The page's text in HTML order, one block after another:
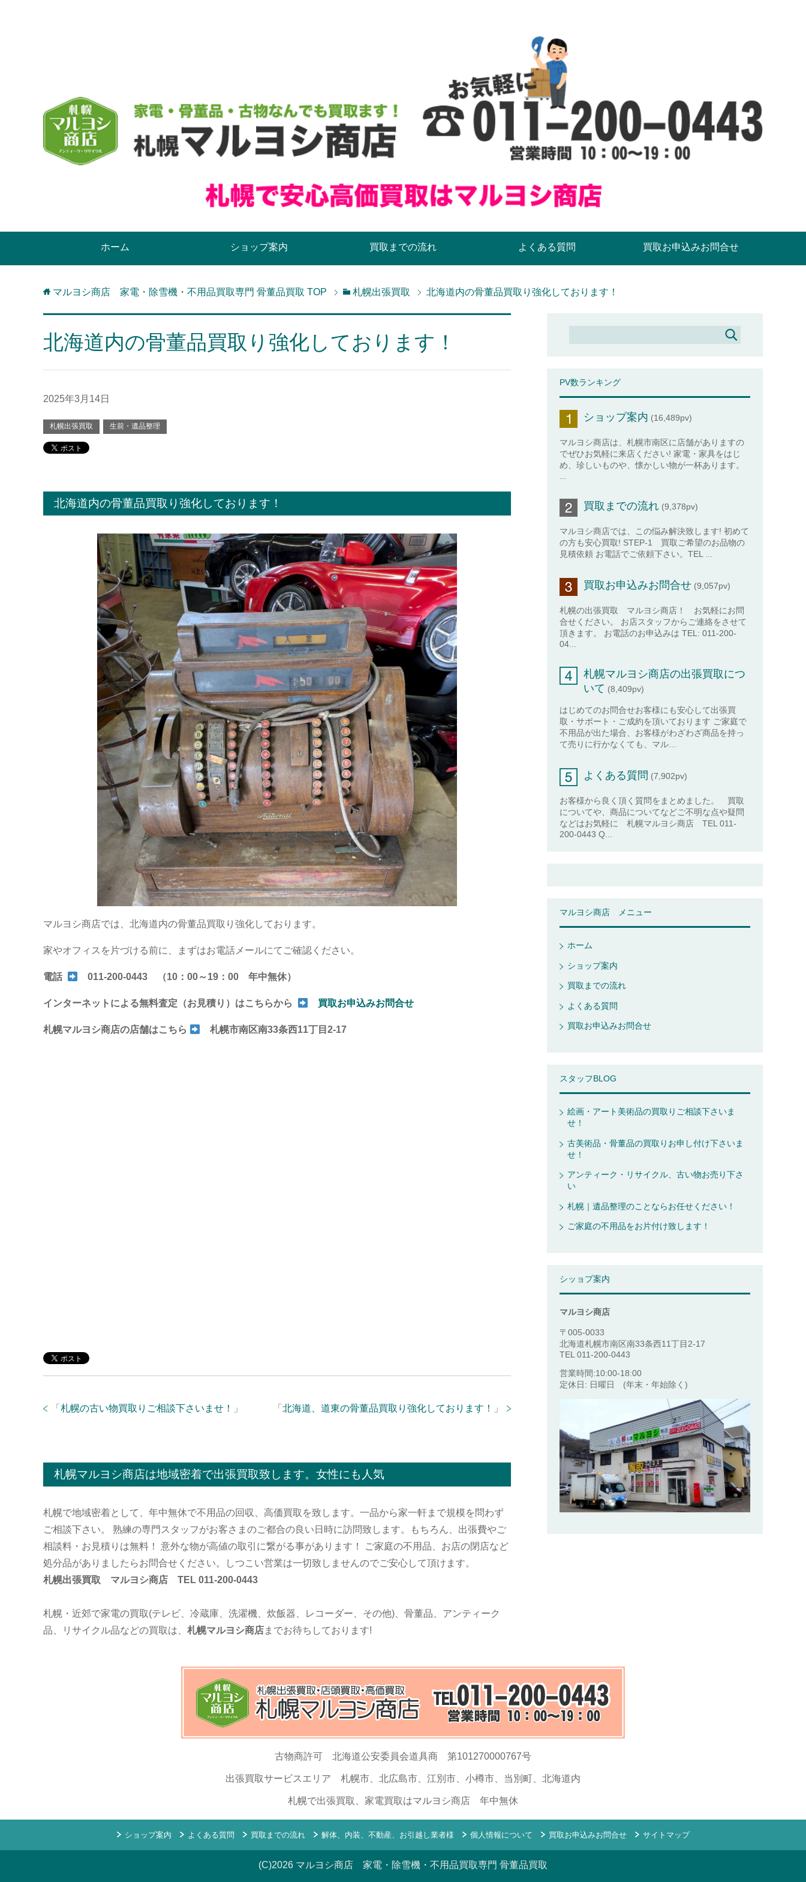
ホーム ショップ案内 買取までの流れ よくある質問 買取お申込みお問合せ
マルヨシ商店 家電・除雪機・不用品買取専門 骨董品買取 TOP 札幌出張買取 北海道内の骨董品買取り強化しております！
北海道内の骨董品買取り強化しております！
2025年3月14日
札幌出張買取 生前・遺品整理
北海道内の骨董品買取り強化しております！
マルヨシ商店では、北海道内の骨董品買取り強化しております。
家やオフィスを片づける前に、まずはお電話メールにてご確認ください。
電話 011-200-0443 （10：00～19：00 年中無休）
インターネットによる無料査定（お見積り）はこちらから 買取お申込みお問合せ
札幌マルヨシ商店の店舗はこちら 札幌市南区南33条西11丁目2-17
「 北海道、道東の骨董品買取り強化しております！ 」
「 札幌の古い物買取りご相談下さいませ！ 」
札幌マルヨシ商店は地域密着で出張買取致します。女性にも人気
札幌で地域密着として、年中無休で不用品の回収、高価買取を致します。一品から家一軒まで規模を問わず
ご相談下さい。 熟練の専門スタッフがお客さまのご都合の良い日時に訪問致します。もちろん、出張費やご
相談料・お見積りは無料！ 意外な物が高値の取引に繋がる事があります！ ご家庭の不用品、お店の閉店など
処分品がありましたらお問合せください。しつこい営業は一切致しませんのでご安心して頂けます。
札幌出張買取 マルヨシ商店 TEL 011-200-0443
札幌・近郊で家電の買取(テレビ、冷蔵庫、洗濯機、炊飯器、レコーダー、その他)、骨董品、アンティーク
品、リサイクル品などの買取は、 札幌マルヨシ商店までお待ちしております!
PV数ランキング
ショップ案内 (16,489pv)
マルヨシ商店は、札幌市南区に店舗がありますの
でぜひお気軽に来店ください! 家電・家具をはじ
め、珍しいものや、懐かしい物が一杯あります。
...
買取までの流れ (9,378pv)
マルヨシ商店では、この悩み解決致します! 初めて
の方も安心買取! STEP-1 買取ご希望のお品物の
見積依頼 お電話でご依頼下さい。TEL ...
買取お申込みお問合せ (9,057pv)
札幌の出張買取 マルヨシ商店！ お気軽にお問
合せください。 お店スタッフからご連絡をさせて
頂きます。 お電話のお申込みは TEL: 011-200-
04...
札幌マルヨシ商店の出張買取につ
いて (8,409pv)
はじめてのお問合せお客様にも安心して出張買
取・サポート・ご成約を頂いております ご家庭で
不用品が出た場合、お客様がわざわざ商品を持っ
て売りに行かなくても、マル...
よくある質問 (7,902pv)
お客様から良く頂く質問をまとめました。 買取
についてや、商品についてなどご不明な点や疑問
などはお気軽に 札幌マルヨシ商店 TEL 011-
200-0443 Q...
マルヨシ商店 メニュー
ホーム
ショップ案内
買取までの流れ
よくある質問
買取お申込みお問合せ
スタッフBLOG
絵画・アート美術品の買取りご相談下さいま
せ！
古美術品・骨董品の買取りお申し付け下さいま
せ！
アンティーク・リサイクル、古い物お売り下さ
い
札幌｜遺品整理のことならお任せください！
ご家庭の不用品をお片付け致します！
シッョプ案内
マルヨシ商店
〒005-0033
北海道札幌市南区南33条西11丁目2-17
TEL 011-200-0443
営業時間:10:00-18:00
定休日: 日曜日 (年末・年始除く)
古物商許可 北海道公安委員会道具商 第101270000767号
出張買取サービスエリア 札幌市、北広島市、江別市、小樽市、当別町、北海道内
札幌で出張買取、家電買取はマルヨシ商店 年中無休
ショップ案内 よくある質問 買取までの流れ 解体、内装、不動産、お引越し業者様 個人情報について 買取お申込みお問合せ サイトマップ
(C)2026 マルヨシ商店 家電・除雪機・不用品買取専門 骨董品買取